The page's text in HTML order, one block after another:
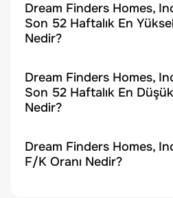
Dream Finders Homes,
Son 52 Haftalık En
Nedir?
Dream Finders Homes,
Son 52 Haftalık En
Nedir?
Dream Finders Homes,
F/K Oranı Nedir?